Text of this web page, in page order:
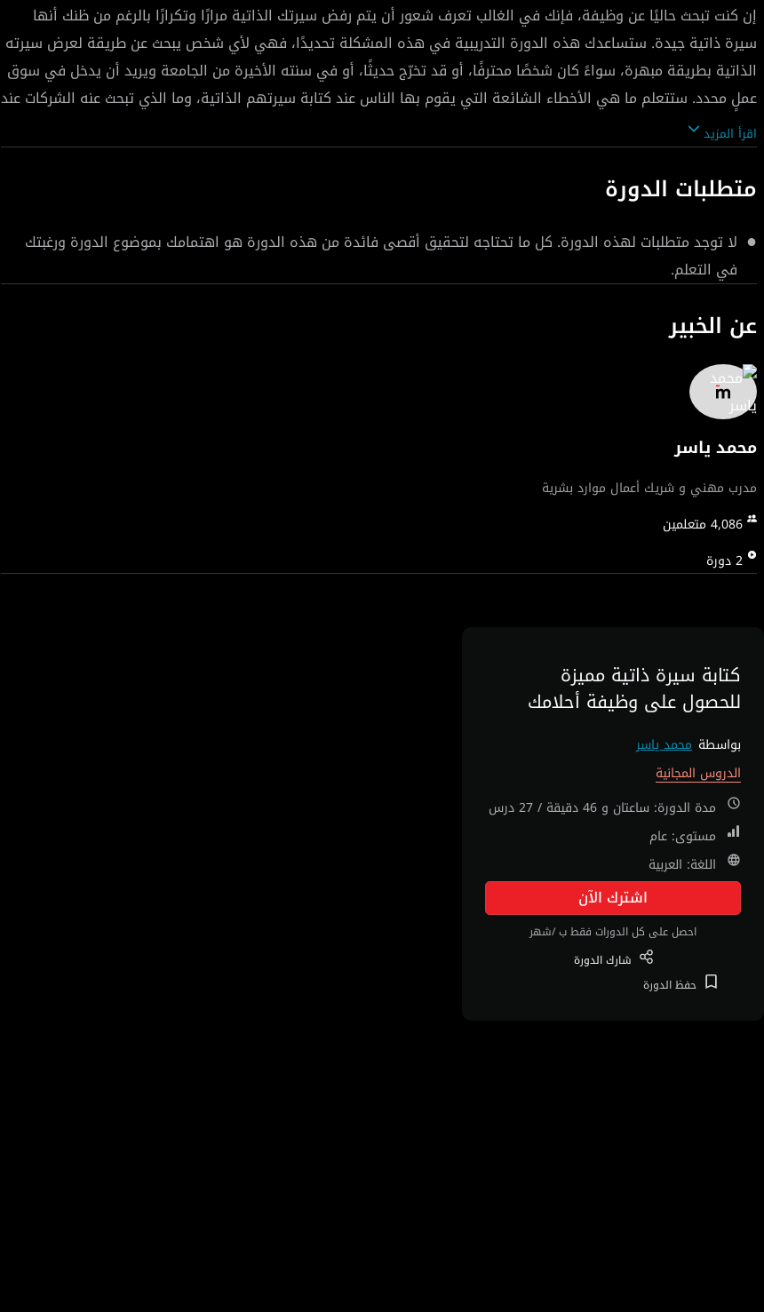
إن كنت تبحث حاليًا عن وظيفة، فإنك في الغالب تعرف شعور أن يتم رفض سيرتك الذاتية مرارًا وتكرارًا بالرغم من ظنك أنها
سيرة ذاتية جيدة. ستساعدك هذه الدورة التدريبية في هذه المشكلة تحديدًا، فهي لأي شخص يبحث عن طريقة لعرض سيرته
الذاتية بطريقة مبهرة، سواءً كان شخصًا محترفًا، أو قد تخرّج حديثًا، أو في سنته الأخيرة من الجامعة ويريد أن يدخل في سوق
عملٍ محدد. ستتعلم ما هي الأخطاء الشائعة التي يقوم بها الناس عند كتابة سيرتهم الذاتية، وما الذي تبحث عنه الشركات عند
طلبهم لموظفين، وما الذي ينبغي عليك أن تكتبه في سيرتك الذاتية، والكثير غير ذلك، حتى تستطيع في النهاية أن تحصل
على وظيفة أحلامك.
اقرأ المزيد
متطلبات الدورة
لا توجد متطلبات لهذه الدورة. كل ما تحتاجه لتحقيق أقصى فائدة من هذه الدورة هو اهتمامك بموضوع الدورة ورغبتك
في التعلم.
عن الخبير
محمد ياسر
مدرب مهني و شريك أعمال موارد بشرية
4,086متعلمين
2دورة
كتابة سيرة ذاتية مميزة
للحصول على وظيفة أحلامك
بواسطة محمد ياسر
الدروس المجانية
مدة الدورة: ساعتان و 46 دقيقة / 27 درس
مستوى: عام
اللغة: العربية
اشترك الآن
احصل على كل الدورات فقط ب /شهر
شاركالدورة
حفظالدورة